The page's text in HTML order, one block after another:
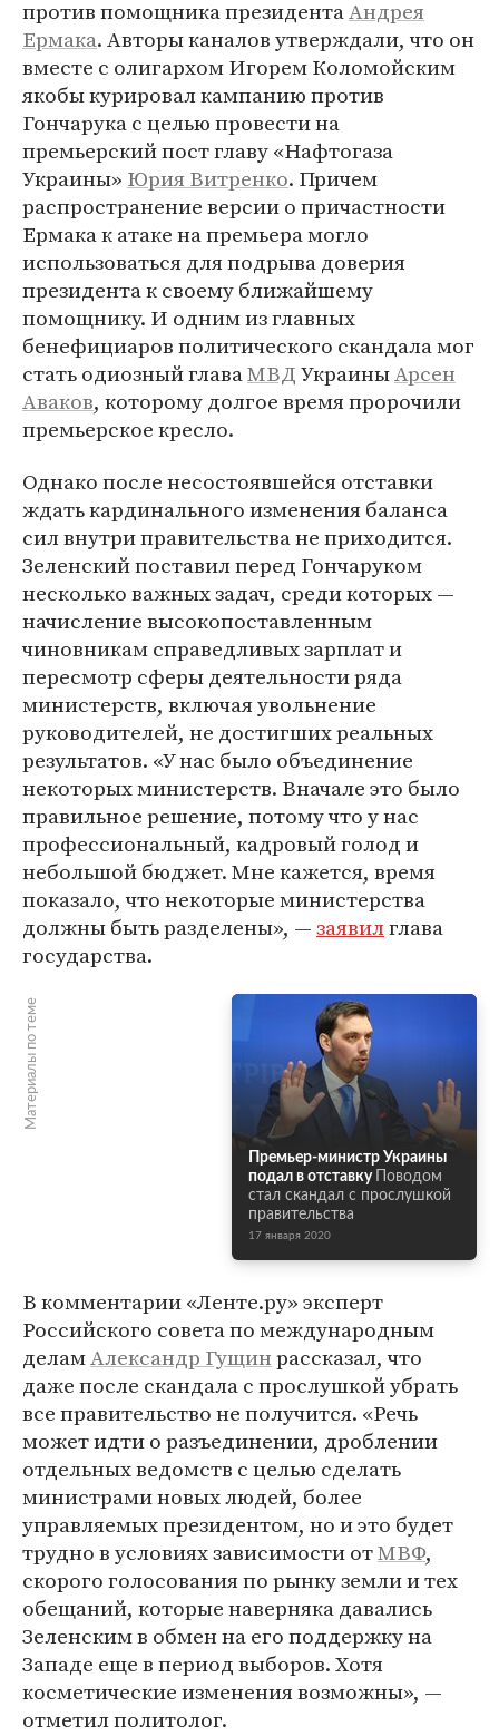
против помощника президентаАндрея
Ермака. Авторы каналов утверждали, что он
вместе с олигархом Игорем Коломойским
якобы курировал кампанию против
Гончарука с целью провести на
премьерский пост главу «Нафтогаза
Украины» Юрия Витренко. Причем
распространение версии о причастности
Ермака к атаке на премьера могло
использоваться для подрыва доверия
президента к своему ближайшему
помощнику. И одним из главных
бенефициаров политического скандала мог
стать одиозный главаМВДУкраиныАрсен
Аваков, которому долгое время пророчили
премьерское кресло.
Однако после несостоявшейся отставки
ждать кардинального изменения баланса
сил внутри правительства не приходится.
Зеленский поставил перед Гончаруком
несколько важных задач, среди которых —
начисление высокопоставленным
чиновникам справедливых зарплат и
пересмотр сферы деятельности ряда
министерств, включая увольнение
руководителей, не достигших реальных
результатов. «У нас было объединение
некоторых министерств. Вначале это было
правильное решение, потому что у нас
профессиональный, кадровый голод и
небольшой бюджет. Мне кажется, время
показало, что некоторые министерства
должны быть разделены», —заявилглава
государства.
Материалы по теме
Премьер-министр Украины
подал в отставку
Поводом
стал скандал с прослушкой
правительства
17 января 2020
В комментарии «Ленте.ру» эксперт
Российского совета по международным
деламАлександр Гущинрассказал, что
даже после скандала с прослушкой убрать
все правительство не получится. «Речь
может идти о разъединении, дроблении
отдельных ведомств с целью сделать
министрами новых людей, более
управляемых президентом, но и это будет
трудно в условиях зависимости отМВФ,
скорого голосования по рынку земли и тех
обещаний, которые наверняка давались
Зеленским в обмен на его поддержку на
Западе еще в период выборов. Хотя
косметические изменения возможны», —
отметил политолог.